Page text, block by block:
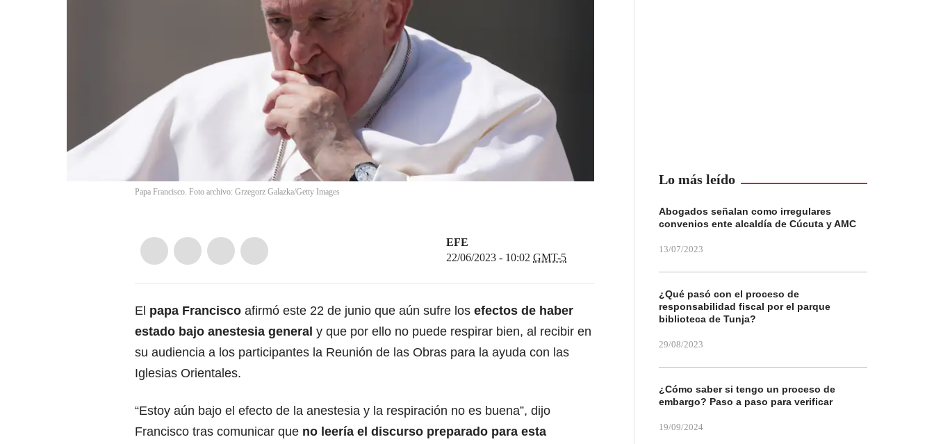
Papa Francisco. Foto archivo: Grzegorz Galazka/Getty Images
EFE
22/06/2023 - 10:02 GMT-5
El papa Francisco afirmó este 22 de junio que aún sufre los efectos de haber
estado bajo anestesia general y que por ello no puede respirar bien, al recibir en
su audiencia a los participantes la Reunión de las Obras para la ayuda con las
Iglesias Orientales.
“Estoy aún bajo el efecto de la anestesia y la respiración no es buena”, dijo
Francisco tras comunicar que no leería el discurso preparado para esta
Lo más leído
Abogados señalan como irregulares
convenios ente alcaldía de Cúcuta y AMC
13/07/2023
¿Qué pasó con el proceso de
responsabilidad fiscal por el parque
biblioteca de Tunja?
29/08/2023
¿Cómo saber si tengo un proceso de
embargo? Paso a paso para verificar
19/09/2024